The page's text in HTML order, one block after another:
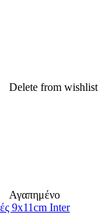
Delete from wishlist
Αγαπημένο
9x11cm Inter